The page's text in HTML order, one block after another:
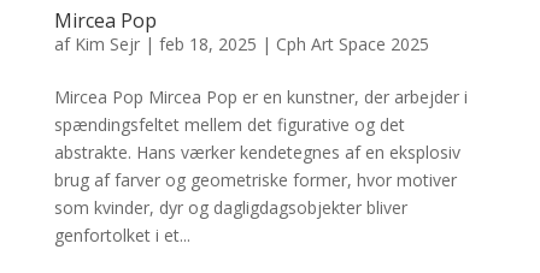
Mircea Pop
af Kim Sejr| feb 18, 2025 | Cph Art Space 2025
Mircea Pop Mircea Pop er en kunstner, der arbejder i
spændingsfeltet mellem det figurative og det
abstrakte. Hans værker kendetegnes af en eksplosiv
brug af farver og geometriske former, hvor motiver
som kvinder, dyr og dagligdagsobjekter bliver
genfortolket i et...